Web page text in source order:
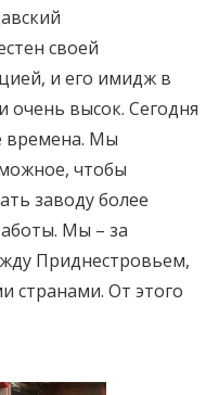
своей
и его имидж в
очень высок. Сегодня
времена. Мы
чтобы
заводу более
Мы – за
Приднестровьем,
странами. От этого